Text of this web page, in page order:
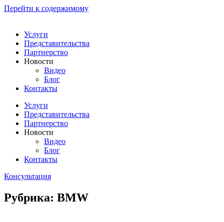
Перейти к содержимому
Услуги
Представительства
Партнерство
Новости
Видео
Блог
Контакты
Услуги
Представительства
Партнерство
Новости
Видео
Блог
Контакты
Консультация
Рубрика: BMW